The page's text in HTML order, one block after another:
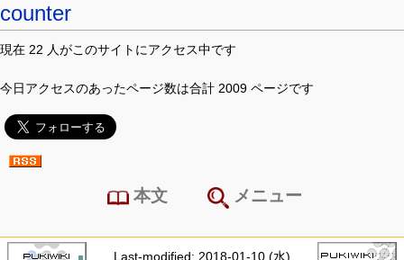
counter
現在 22 人がこのサイトにアクセス中です
今日アクセスのあったページ数は合計 2009 ページです
本文 メニュー
Last-modified: 2018-01-10 (水)